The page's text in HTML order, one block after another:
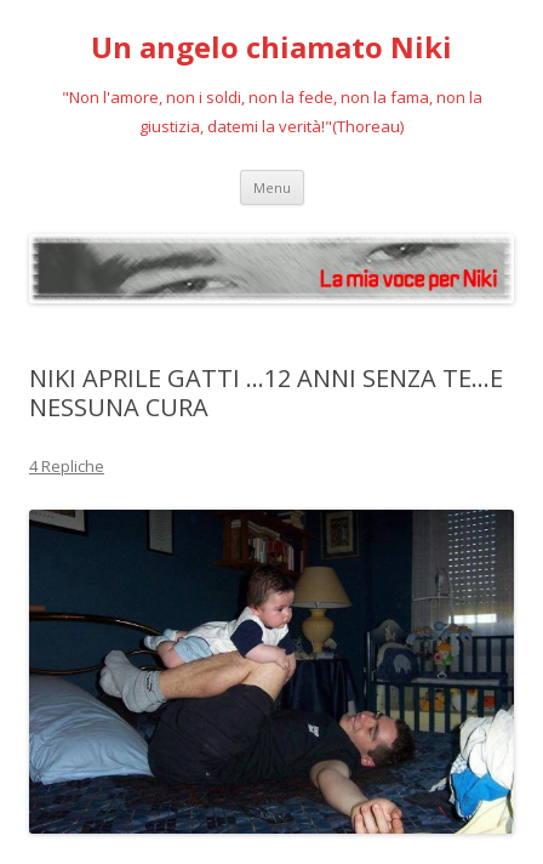
Un angelo chiamato Niki
"Non l'amore, non i soldi, non la fede, non la fama, non la
giustizia, datemi la verità!"(Thoreau)
Menu Vai
contenuto
NIKI APRILE GATTI …12 ANNI SENZA TE…E
NESSUNA CURA
4 Repliche